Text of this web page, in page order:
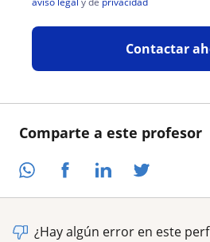
Comparte a este profesor
Contactar
¿Hay algún error en este